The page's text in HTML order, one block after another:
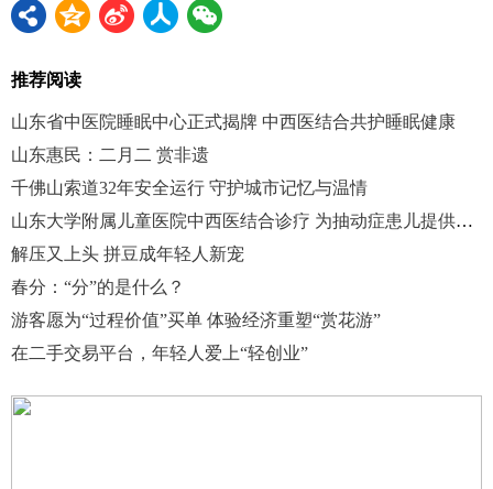
推荐阅读
山东省中医院睡眠中心正式揭牌 中西医结合共护睡眠健康
山东惠民：二月二 赏非遗
千佛山索道32年安全运行 守护城市记忆与温情
山东大学附属儿童医院中西医结合诊疗 为抽动症患儿提供个体化方案
解压又上头 拼豆成年轻人新宠
春分：“分”的是什么？
游客愿为“过程价值”买单 体验经济重塑“赏花游”
在二手交易平台，年轻人爱上“轻创业”